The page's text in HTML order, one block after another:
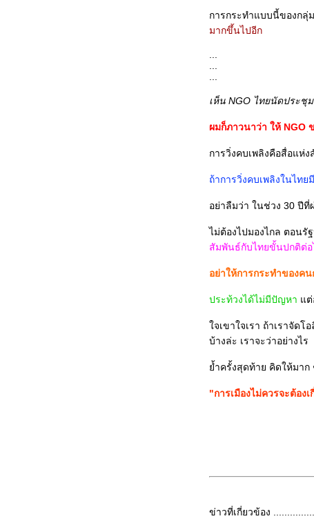
การกระทำแบบนี้ของกลุ่
มากขึ้นไปอีก
เห็น NGO ไทยนัดประชุ
ผมก็ภาวนาว่า ให้ NGO
การวิ่งคบเพลิงคือสื่อแห่
ถ้าการวิ่งคบเพลิงในไท
อย่าลืมว่า ในช่วง 30 ปี
ไม่ต้องไปมองไกล ตอนรั
สัมพันธ์กับไทยขั้นปกติต่อ
อย่าให้การกระทำของค
ประท้วงได้ไม่มีปัญหา ต่
จเขาใจเรา ถ้าเราจัดโ
บ้างล่ะ เราจะว่าอย่างไร
ำครั้งสุดท้าย คิดให้มาก
"การเมืองไม่ควรจะต้อง
ข่าวที่เกี่ยวข้อง ...............